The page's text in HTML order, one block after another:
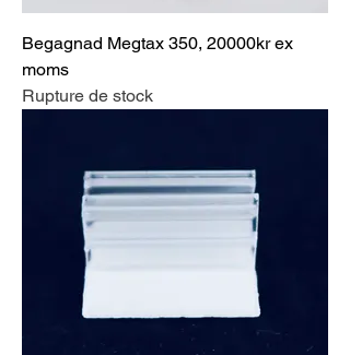
Begagnad Megtax 350, 20000kr ex
moms
Rupture de stock